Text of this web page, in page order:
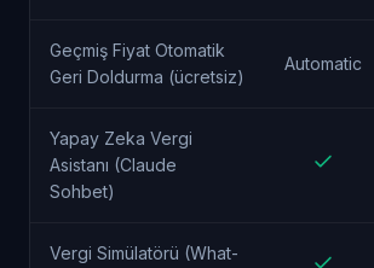
Geçmiş Fiyat Otomatik
Geri Doldurma (ücretsiz)
Automatic
Yapay Zeka Vergi
Asistanı (Claude
Sohbet)
Vergi Simülatörü (What-